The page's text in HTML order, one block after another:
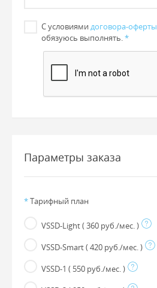
С условиями договора-оферты
обязуюсь выполнять.*
Параметры заказа
*Тарифный план
VSSD-Light( 360 руб./мес. )
VSSD-Smart( 420 руб./мес. )
VSSD-1 ( 550 руб./мес. )